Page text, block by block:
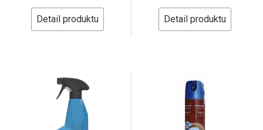
Detail produktu Detail produktu